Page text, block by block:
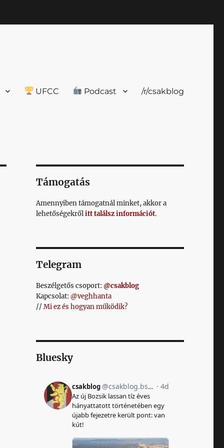
UFCC Podcast /r/csakblog
Támogatás
Amennyiben támogatnál minket, akkor a
lehetőségekrőlitt találsz információt.
Telegram
Beszélgetős csoport: @csakblog
Kapcsolat: @veghhanta
// Mi ez és hogyan működik?
Bluesky